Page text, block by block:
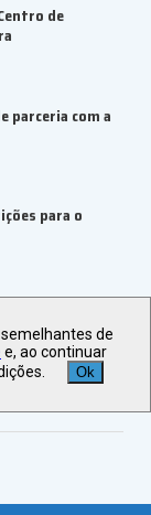
de
parceria com a
para o
de
e, ao continuar
Ok